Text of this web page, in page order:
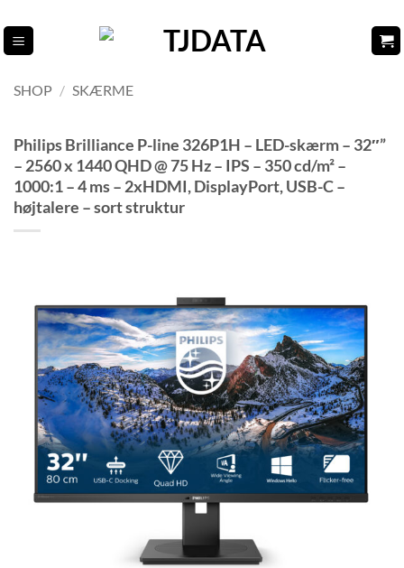
til
indhold
SHOP / SKÆRME
Philips Brilliance P-line 326P1H – LED-skærm – 32″”
– 2560 x 1440 QHD @ 75 Hz – IPS – 350 cd/m² –
1000:1 – 4 ms – 2xHDMI, DisplayPort, USB-C –
højtalere – sort struktur